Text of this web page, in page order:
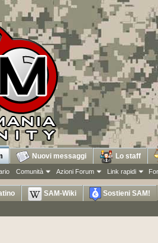
Comunità Azioni Forum Link rapidi
Nuovi messaggi Lo staff
SAM-Wiki Sostieni SAM!